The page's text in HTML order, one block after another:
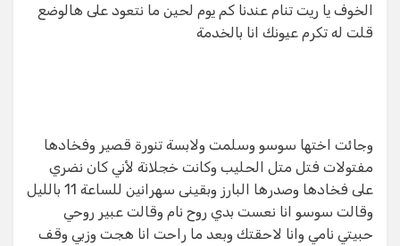
الخوف يا ريت تنام عندنا كم يوم لحين ما نتعود على هالوضع
قلت له تكرم عيونك انا بالخدمة
وجائت اختها سوسو وسلمت ولابسة تنورة قصير وفخادها
مفتولات فتل متل الحليب وكانت خجلانة لأني كان نضري
على فخادها وصدرها البارز وبقينى سهرانين للساعة 11 بالليل
وقالت سوسو انا نعست بدي روح نام وقالت عبير روحي
حبيتي نامي وانا لاحقتك وبعد ما راحت انا هجت وزبي وقف